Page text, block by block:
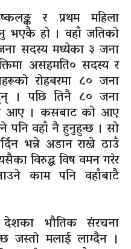
र प्रथम महिला
भएकै हो । वहाँ जतिको
सदस्य मध्येका ३ जना
असहमति० सदस्य र
रोहबरमा ८० जना
। पछि तिनै ८० जना
आए । कसबाट को आए
पनि वहाँ नै हुनुहुन्छ । सो
भन्ने अडान राख्ने ठाउँ
विरुद्ध विष वमन गरेर
काम पनि वहाँबाटै
देशका भौतिक संरचना
जस्तो मलाई लाग्दैन ।